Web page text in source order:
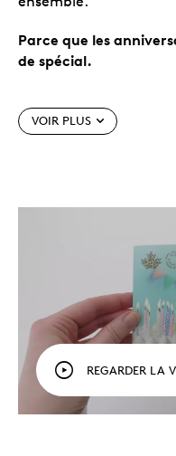
Parce que les
de spécial.
Caractéristiques
en lui offrant
carte de souhaits
Une année bien
thématique
renferme les
¢ – un total de
circulation 2026
Un symbole du
Canada.La pièce
ensemble-cadeau
et Ô Canada)
VOIR PLUS
REGARDER LA